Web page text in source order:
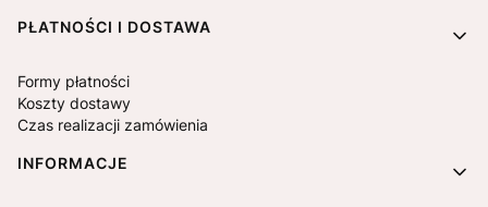
PŁATNOŚCI I DOSTAWA
Formy płatności
Koszty dostawy
Czas realizacji zamówienia
INFORMACJE